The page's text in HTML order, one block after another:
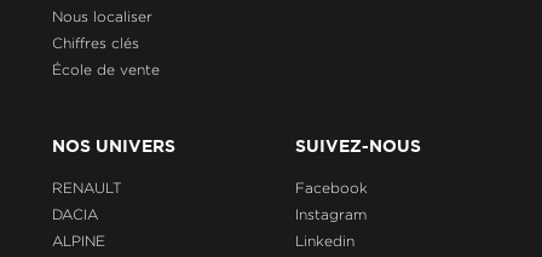
Nous localiser
Chiffres clés
École de vente
NOS UNIVERS
RENAULT
DACIA
ALPINE
SUIVEZ-NOUS
Facebook
Instagram
Linkedin